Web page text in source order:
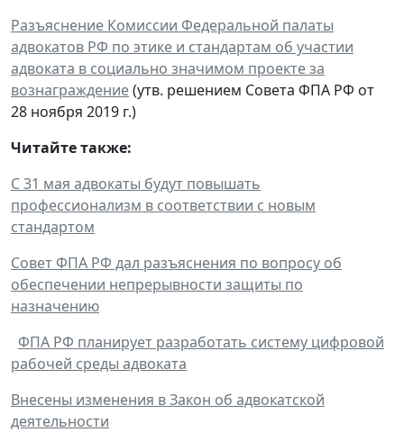
Разъяснение Комиссии Федеральной палаты
адвокатов РФ по этике и стандартам об участии
адвоката в социально значимом проекте за
вознаграждение(утв. решением Совета ФПА РФ от
28 ноября 2019 г.)
Читайте также:
С 31 мая адвокаты будут повышать
профессионализм в соответствии с новым
стандартом
Совет ФПА РФ дал разъяснения по вопросу об
обеспечении непрерывности защиты по
назначению
ФПА РФ планирует разработать систему цифровой
рабочей среды адвоката
Внесены изменения в Закон об адвокатской
деятельности